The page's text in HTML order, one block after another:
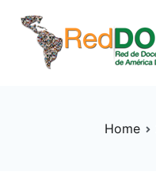
Home